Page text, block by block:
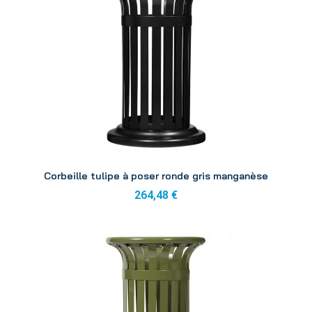
Corbeille tulipe à poser ronde gris manganèse
264,48 €